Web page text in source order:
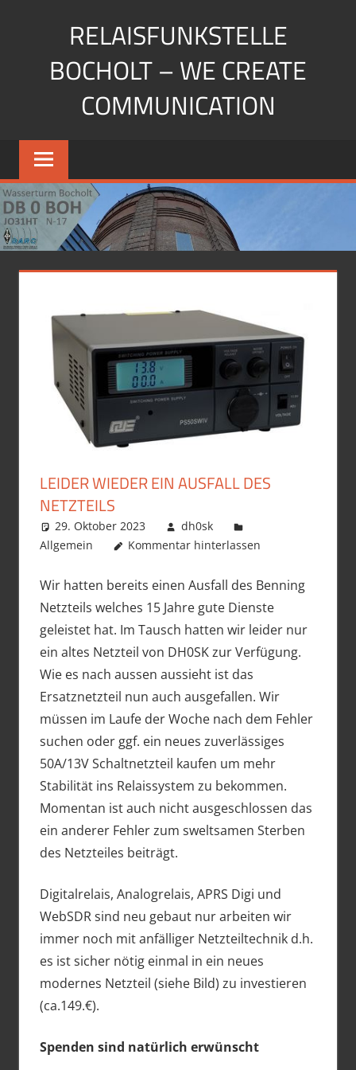
springen
RELAISFUNKSTELLE
BOCHOLT – WE CREATE
COMMUNICATION
Die
Relaisfunkstellen
dem
Wasserturm
Bocholt
LEIDER WIEDER EIN AUSFALL DES
NETZTEILS
29. Oktober 2023
dh0sk
Allgemein
Kommentar hinterlassen
Wir hatten bereits einen Ausfall des Benning
Netzteils welches 15 Jahre gute Dienste
geleistet hat. Im Tausch hatten wir leider nur
ein altes Netzteil von DH0SK zur Verfügung.
Wie es nach aussen aussieht ist das
Ersatznetzteil nun auch ausgefallen. Wir
müssen im Laufe der Woche nach dem Fehler
suchen oder ggf. ein neues zuverlässiges
50A/13V Schaltnetzteil kaufen um mehr
Stabilität ins Relaissystem zu bekommen.
Momentan ist auch nicht ausgeschlossen das
ein anderer Fehler zum sweltsamen Sterben
des Netzteiles beiträgt.
Digitalrelais, Analogrelais, APRS Digi und
WebSDR sind neu gebaut nur arbeiten wir
immer noch mit anfälliger Netzteiltechnik d.h.
es ist sicher nötig einmal in ein neues
modernes Netzteil (siehe Bild) zu investieren
(ca.149.€).
Spenden sind natürlich erwünscht